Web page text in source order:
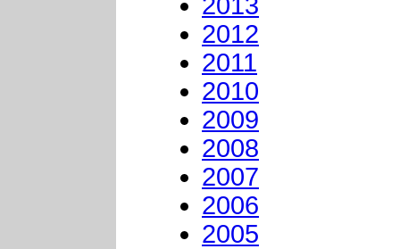
2012
2011
2010
2009
2008
2007
2006
2005